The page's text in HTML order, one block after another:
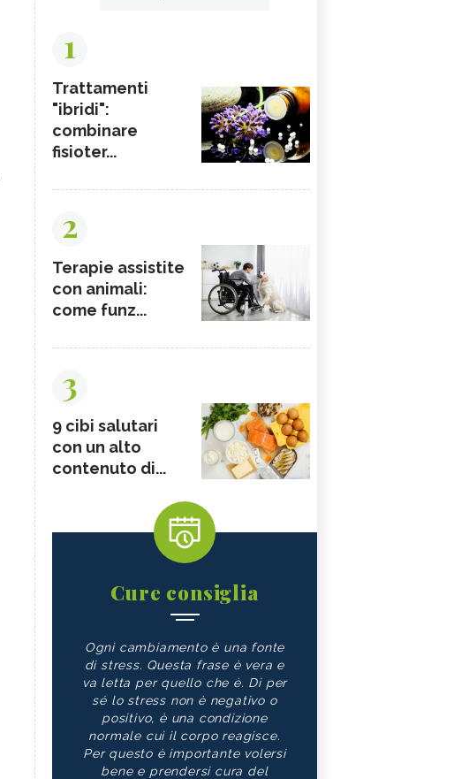
1
Trattamenti
"ibridi":
combinare
fisioter...
2
Terapie assistite
con animali:
come funz...
3
9 cibi salutari
con un alto
contenuto di...
Cure consiglia
Ogni cambiamento è una fonte
di stress. Questa frase è vera e
va letta per quello che è. Di per
sé lo stress non è negativo o
positivo, è una condizione
normale cui il corpo reagisce.
Per questo è importante volersi
bene e prendersi cura del